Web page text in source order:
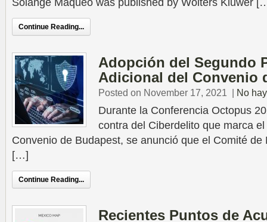
Solange Maqueo was published by Wolters Kluwer
Continue Reading...
Adopción del Segundo
Adicional del Convenio
Posted on November 17, 2021 | No
Durante la Conferencia Octopus
contra del Ciberdelito que marca
Convenio de Budapest, se anunció que el Comité
[…]
Continue Reading...
Recientes Puntos de